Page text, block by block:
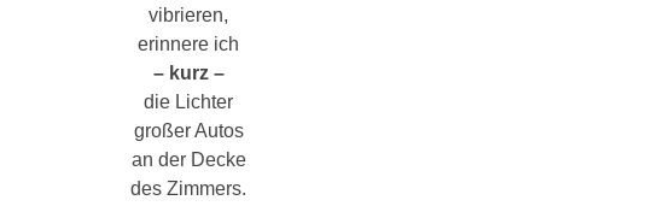
vibrieren,
erinnere ich
– kurz –
die Lichter
großer Autos
an der Decke
des Zimmers.